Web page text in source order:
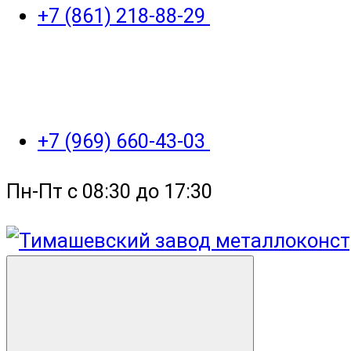
+7 (861) 218-88-29
+7 (969) 660-43-03
Пн-Пт с 08:30 до 17:30